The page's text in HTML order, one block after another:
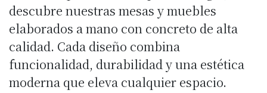
descubre nuestras mesas y muebles
elaborados a mano con concreto de alta
calidad. Cada diseño combina
funcionalidad, durabilidad y una estética
moderna que eleva cualquier espacio.